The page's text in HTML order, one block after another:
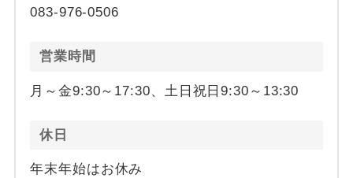
083-976-0506
営業時間
月～金9:30～17:30、土日祝日9:30～13:30
休日
年末年始はお休み